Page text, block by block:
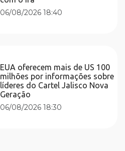
06/08/2026 18:40
EUA oferecem mais de US 100
milhões por informações sobre
líderes do Cartel Jalisco Nova
Geração
06/08/2026 18:30